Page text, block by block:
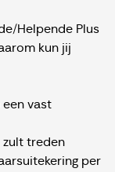
Helpende Plus
kun jij
vast
treden
per